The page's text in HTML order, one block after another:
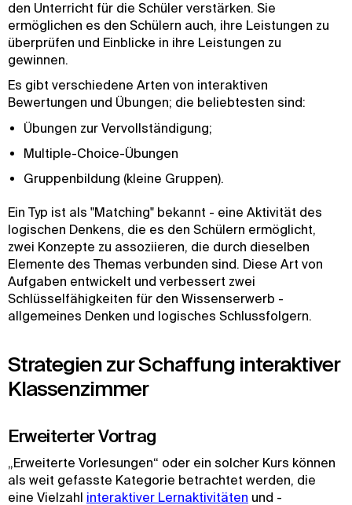
den Unterricht für die Schüler verstärken. Sie
ermöglichen es den Schülern auch, ihre Leistungen zu
überprüfen und Einblicke in ihre Leistungen zu
gewinnen.
Es gibt verschiedene Arten von interaktiven
Bewertungen und Übungen; die beliebtesten sind:
Übungen zur Vervollständigung;
Multiple-Choice-Übungen
Gruppenbildung (kleine Gruppen).
Ein Typ ist als "Matching" bekannt - eine Aktivität des
logischen Denkens, die es den Schülern ermöglicht,
zwei Konzepte zu assoziieren, die durch dieselben
Elemente des Themas verbunden sind. Diese Art von
Aufgaben entwickelt und verbessert zwei
Schlüsselfähigkeiten für den Wissenserwerb -
allgemeines Denken und logisches Schlussfolgern.
Strategien zur Schaffung interaktiver
Klassenzimmer
Erweiterter Vortrag
„Erweiterte Vorlesungen“ oder ein solcher Kurs können
als weit gefasste Kategorie betrachtet werden, die
eine Vielzahl interaktiver Lernaktivitäten und -